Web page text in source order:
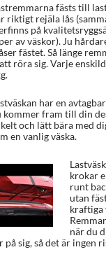
fästs till
riktigt rejäla lås
på
av väskor). Ju
fästet. Så länge
röra sig. Varje
har en
kommer fram till din
och lätt bära med
en vanlig väska.
krokar
runt
utan
kraftiga
när du
sig, så det är ingen